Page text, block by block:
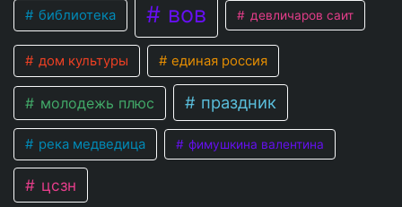
библиотека вов девличаров саит
дом культуры единая россия
молодежь плюс праздник
река медведица фимушкина валентина
цсзн